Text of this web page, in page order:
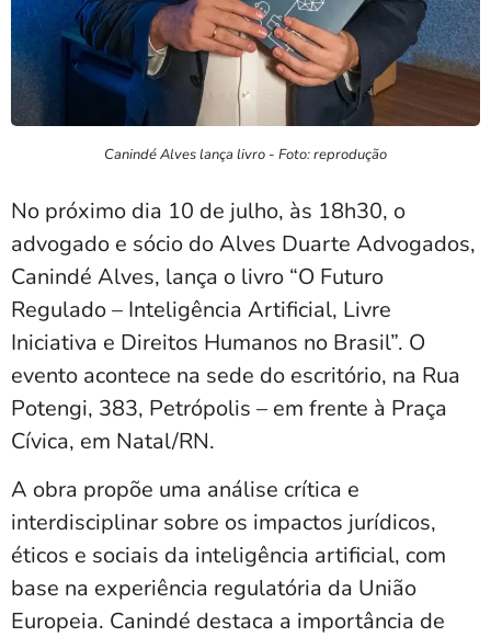
Canindé Alves lança livro - Foto: reprodução
No próximo dia 10 de julho, às 18h30, o
advogado e sócio do Alves Duarte Advogados,
Canindé Alves, lança o livro “O Futuro
Regulado – Inteligência Artificial, Livre
Iniciativa e Direitos Humanos no Brasil”. O
evento acontece na sede do escritório, na Rua
Potengi, 383, Petrópolis – em frente à Praça
Cívica, em Natal/RN.
A obra propõe uma análise crítica e
interdisciplinar sobre os impactos jurídicos,
éticos e sociais da inteligência artificial, com
base na experiência regulatória da União
Europeia. Canindé destaca a importância de